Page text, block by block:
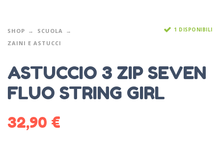
SHOP
SCUOLA
ZAINI E ASTUCCI
1 DISPONIBILI
ASTUCCIO 3 ZIP SEVEN
FLUO STRING GIRL
32,90 €